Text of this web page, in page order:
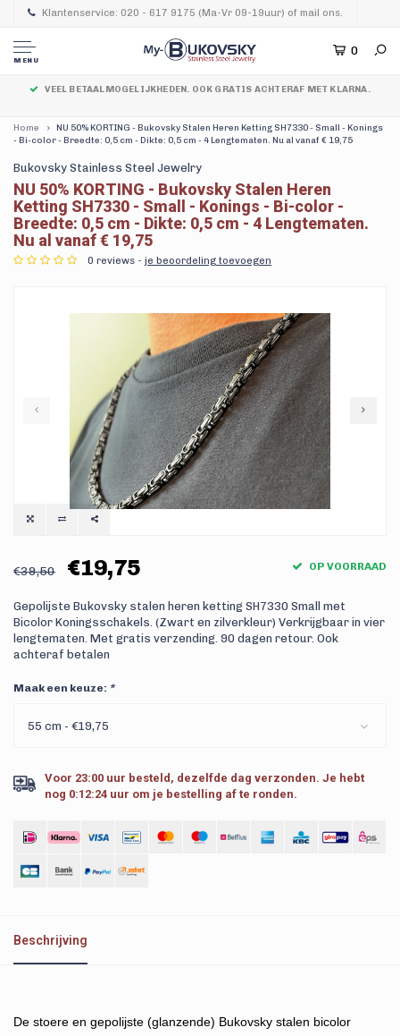
Klantenservice: 020 - 617 9175 (Ma-Vr 09-19uur) of mail ons.
MENU
0
VEEL BETAALMOGELIJKHEDEN. OOK GRATIS ACHTERAF MET KLARNA.
Home
NU 50% KORTING - Bukovsky Stalen Heren Ketting SH7330 - Small - Konings
- Bi-color - Breedte: 0,5 cm - Dikte: 0,5 cm - 4 Lengtematen. Nu al vanaf € 19,75
Bukovsky Stainless Steel Jewelry
NU 50% KORTING - Bukovsky Stalen Heren
Ketting SH7330 - Small - Konings - Bi-color -
Breedte: 0,5 cm - Dikte: 0,5 cm - 4 Lengtematen.
Nu al vanaf € 19,75
0 reviews - je beoordeling toevoegen
€39,50 €19,75 OP VOORRAAD
Gepolijste Bukovsky stalen heren ketting SH7330 Small met
Bicolor Koningsschakels. (Zwart en zilverkleur) Verkrijgbaar in vier
lengtematen. Met gratis verzending. 90 dagen retour. Ook
achteraf betalen
Maak een keuze: *
55 cm - €19,75
Voor 23:00 uur besteld, dezelfde dag verzonden. Je hebt
nog 0:12:23 uur om je bestelling af te ronden.
Beschrijving
De stoere en gepolijste (glanzende) Bukovsky stalen bicolor